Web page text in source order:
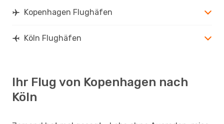
Kopenhagen Flughäfen
Köln Flughäfen
Ihr Flug von Kopenhagen nach
Köln